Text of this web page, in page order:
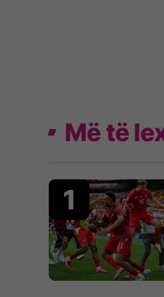
Më të